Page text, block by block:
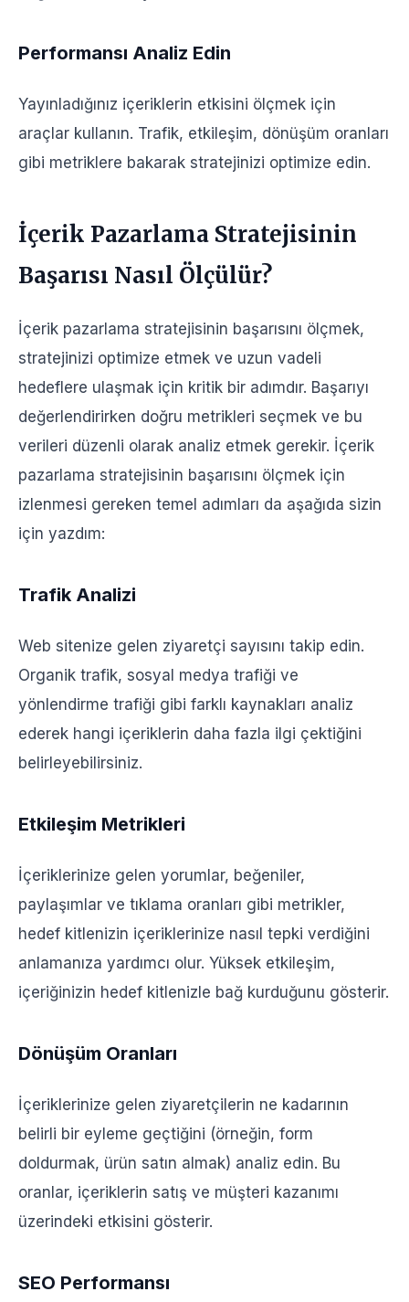
Performansı Analiz Edin
Yayınladığınız içeriklerin etkisini ölçmek için
araçlar kullanın. Trafik, etkileşim, dönüşüm oranları
gibi metriklere bakarak stratejinizi optimize edin.
İçerik Pazarlama Stratejisinin
Başarısı Nasıl Ölçülür?
İçerik pazarlama stratejisinin başarısını ölçmek,
stratejinizi optimize etmek ve uzun vadeli
hedeflere ulaşmak için kritik bir adımdır. Başarıyı
değerlendirirken doğru metrikleri seçmek ve bu
verileri düzenli olarak analiz etmek gerekir. İçerik
pazarlama stratejisinin başarısını ölçmek için
izlenmesi gereken temel adımları da aşağıda sizin
için yazdım:
Trafik Analizi
Web sitenize gelen ziyaretçi sayısını takip edin.
Organik trafik, sosyal medya trafiği ve
yönlendirme trafiği gibi farklı kaynakları analiz
ederek hangi içeriklerin daha fazla ilgi çektiğini
belirleyebilirsiniz.
Etkileşim Metrikleri
İçeriklerinize gelen yorumlar, beğeniler,
paylaşımlar ve tıklama oranları gibi metrikler,
hedef kitlenizin içeriklerinize nasıl tepki verdiğini
anlamanıza yardımcı olur. Yüksek etkileşim,
içeriğinizin hedef kitlenizle bağ kurduğunu gösterir.
Dönüşüm Oranları
İçeriklerinize gelen ziyaretçilerin ne kadarının
belirli bir eyleme geçtiğini (örneğin, form
doldurmak, ürün satın almak) analiz edin. Bu
oranlar, içeriklerin satış ve müşteri kazanımı
üzerindeki etkisini gösterir.
SEO Performansı